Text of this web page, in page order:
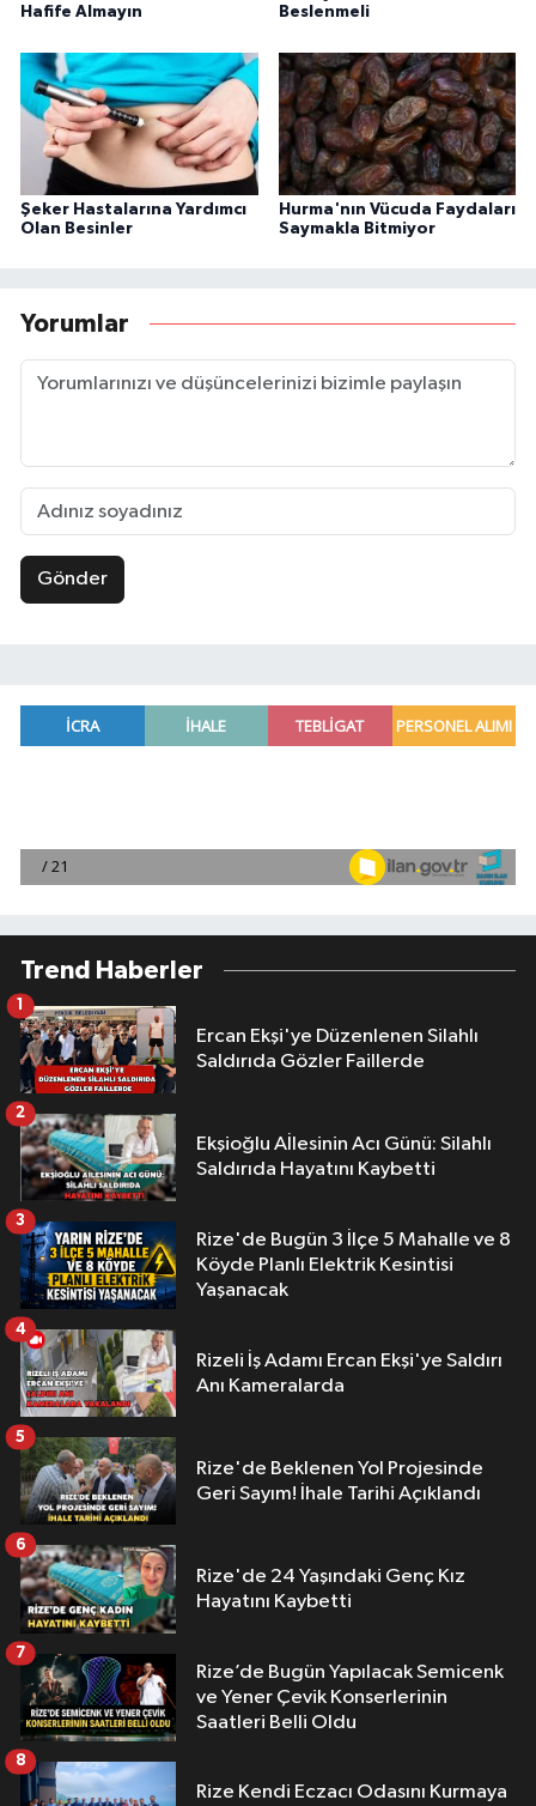
Hafife Almayın
Beslenmeli
Şeker Hastalarına Yardımcı
Olan Besinler
Hurma'nın Vücuda Faydaları
Saymakla Bitmiyor
Yorumlar
Gönder
Trend Haberler
Ercan Ekşi'ye Düzenlenen Silahlı
Saldırıda Gözler Faillerde
1
Ekşioğlu Aİlesinin Acı Günü: Silahlı
Saldırıda Hayatını Kaybetti
2
Rize'de Bugün 3 İlçe 5 Mahalle ve 8
Köyde Planlı Elektrik Kesintisi
Yaşanacak
3
Rizeli İş Adamı Ercan Ekşi'ye Saldırı
Anı Kameralarda
4
Rize'de Beklenen Yol Projesinde
Geri Sayım! İhale Tarihi Açıklandı
5
Rize'de 24 Yaşındaki Genç Kız
Hayatını Kaybetti
6
Rize’de Bugün Yapılacak Semicenk
ve Yener Çevik Konserlerinin
Saatleri Belli Oldu
7
Rize Kendi Eczacı Odasını Kurmaya
8